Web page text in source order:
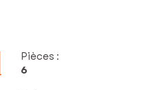
Pièces :
6